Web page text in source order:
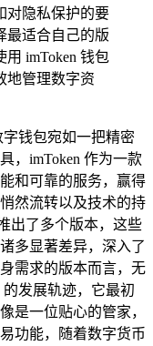
对隐私保护的要
最适合自己的版
imToken 钱包
地管理数字资
钱包宛如一把精密
，imToken 作为一款
和可靠的服务，赢得
然流转以及技术的持
出了多个版本，这些
多显著差异，深入了
需求的版本而言，无
发展轨迹，它最初
是一位贴心的管家，
功能，随着数字货币